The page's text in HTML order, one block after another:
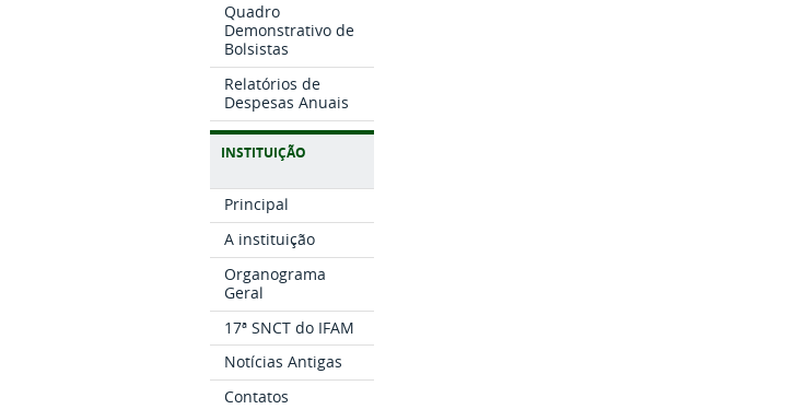
Quadro
Demonstrativo de
Bolsistas
Relatórios de
Despesas Anuais
INSTITUIÇÃO
Principal
A instituição
Organograma
Geral
17ª SNCT do IFAM
Notícias Antigas
Contatos